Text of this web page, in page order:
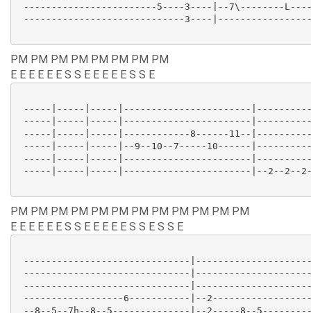
------------------------5----3----|--7\--------
-----------------------------3----
PM PM PM PM PM PM PM PM
E E E E E E S S E E E E E S S E
-----|-----|-----|-----------------------
-----|-----|-----|-----------------------
-----|-----|-----|------------8------11--
-----|-----|-----|--9--10--7-----10------
-----|-----|-----|-----------------------
-----|-----|-----|-----------------------|--2--2--
PM PM PM PM PM PM PM PM PM PM PM PM
E E E E E E S S E E E E E S S E S S E
------------------------------
------------------------------
------------------------------
------------------6-----------|--
--8--5--7h--8--5--------------|--2-----8--